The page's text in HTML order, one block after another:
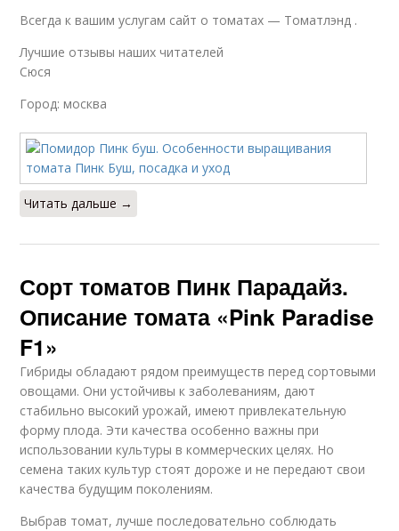
Всегда к вашим услугам сайт о томатах — Томатлэнд .
Лучшие отзывы наших читателей
Сюся
Город: москва
Читать дальше →
Сорт томатов Пинк Парадайз.
Описание томата «Pink Paradise
F1»
Гибриды обладают рядом преимуществ перед сортовыми
овощами. Они устойчивы к заболеваниям, дают
стабильно высокий урожай, имеют привлекательную
форму плода. Эти качества особенно важны при
использовании культуры в коммерческих целях. Но
семена таких культур стоят дороже и не передают свои
качества будущим поколениям.
Выбрав томат, лучше последовательно соблюдать